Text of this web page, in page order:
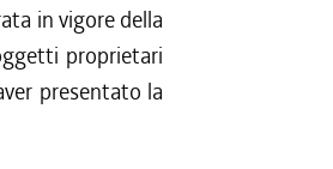
in vigore della
proprietari
presentato la